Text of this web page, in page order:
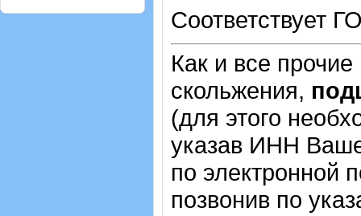
Соответствует
Как и все
скольжения,
(для этого
указав ИНН
по электронной
позвонив по